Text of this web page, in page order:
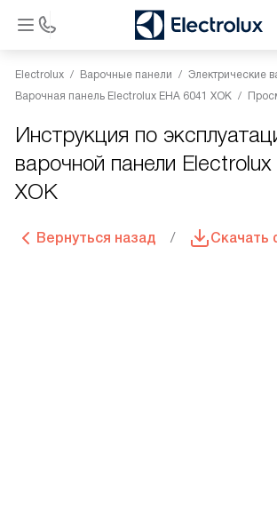
Electrolux Варочные панели
Электрические
Варочная панель Electrolux EHA 6041 XOK
Инструкция по
варочной панели
XOK
Вернуться назад Скачать